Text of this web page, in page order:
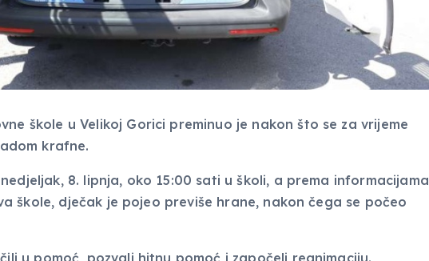
škole u Velikoj Gorici preminuo je nakon što se za vrijeme
krafne.
8. lipnja, oko 15:00 sati u školi, a prema informacijama
škole, dječak je pojeo previše hrane, nakon čega se počeo